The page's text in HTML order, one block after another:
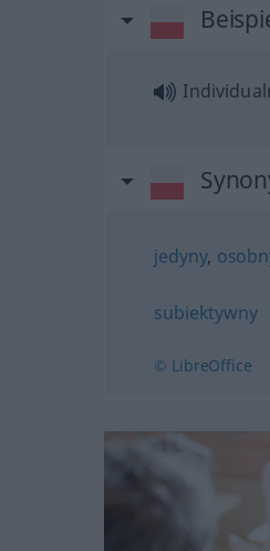
jedyny,
subiektywny
© LibreOffice